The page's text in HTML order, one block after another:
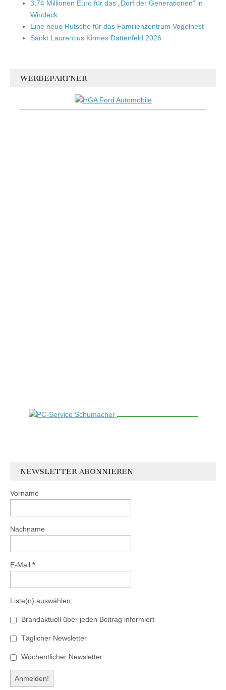
3,74 Millionen Euro für das „Dorf der Generationen“ in
Windeck
Eine neue Rutsche für das Familienzentrum Vogelnest
Sankt Laurentius Kirmes Dattenfeld 2026
WERBEPARTNER
NEWSLETTER ABONNIEREN
Vorname
Nachname
E-Mail *
Liste(n) auswählen:
Brandaktuell über jeden Beitrag informiert
Täglicher Newsletter
Wöchentlicher Newsletter